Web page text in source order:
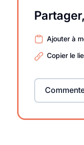
Ajouter à
Copier le